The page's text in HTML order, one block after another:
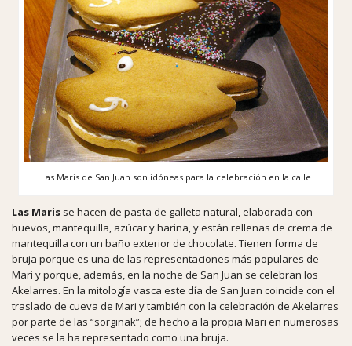
Las Maris de San Juan son idóneas para la celebración en la calle
Las Maris se hacen de pasta de galleta natural, elaborada con
huevos, mantequilla, azúcar y harina, y están rellenas de crema de
mantequilla con un baño exterior de chocolate. Tienen forma de
bruja porque es una de las representaciones más populares de
Mari y porque, además, en la noche de San Juan se celebran los
Akelarres. En la mitología vasca este día de San Juan coincide con el
traslado de cueva de Mari y también con la celebración de Akelarres
por parte de las “sorgiñak”; de hecho a la propia Mari en numerosas
veces se la ha representado como una bruja.